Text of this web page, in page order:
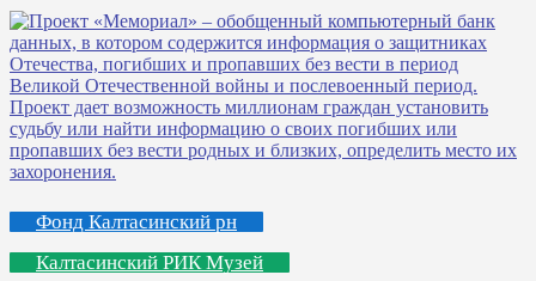
Фонд Калтасинский рн
Калтасинский РИК Музей